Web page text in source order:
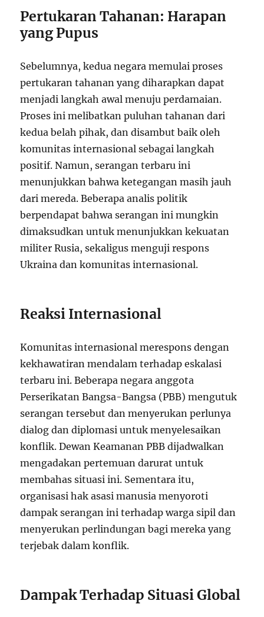
Pertukaran Tahanan: Harapan
yang Pupus
Sebelumnya, kedua negara memulai proses
pertukaran tahanan yang diharapkan dapat
menjadi langkah awal menuju perdamaian.
Proses ini melibatkan puluhan tahanan dari
kedua belah pihak, dan disambut baik oleh
komunitas internasional sebagai langkah
positif. Namun, serangan terbaru ini
menunjukkan bahwa ketegangan masih jauh
dari mereda. Beberapa analis politik
berpendapat bahwa serangan ini mungkin
dimaksudkan untuk menunjukkan kekuatan
militer Rusia, sekaligus menguji respons
Ukraina dan komunitas internasional.
Reaksi Internasional
Komunitas internasional merespons dengan
kekhawatiran mendalam terhadap eskalasi
terbaru ini. Beberapa negara anggota
Perserikatan Bangsa-Bangsa (PBB) mengutuk
serangan tersebut dan menyerukan perlunya
dialog dan diplomasi untuk menyelesaikan
konflik. Dewan Keamanan PBB dijadwalkan
mengadakan pertemuan darurat untuk
membahas situasi ini. Sementara itu,
organisasi hak asasi manusia menyoroti
dampak serangan ini terhadap warga sipil dan
menyerukan perlindungan bagi mereka yang
terjebak dalam konflik.
Dampak Terhadap Situasi Global